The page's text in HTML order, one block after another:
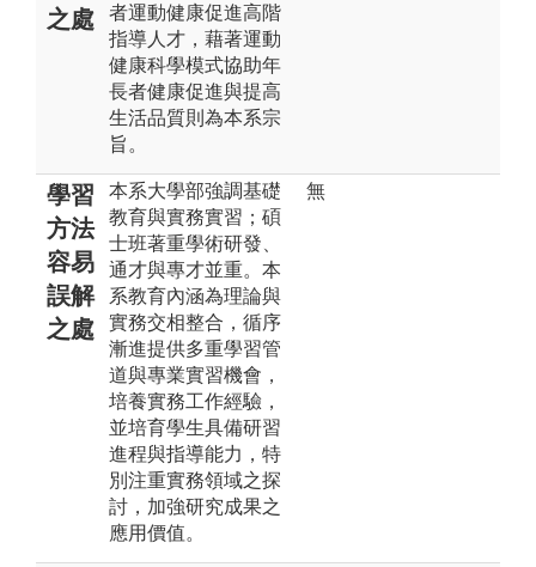
之處
者運動健康促進高階
指導人才，藉著運動
健康科學模式協助年
長者健康促進與提高
生活品質則為本系宗
旨。
學習
方法
容易
誤解
之處
本系大學部強調基礎
教育與實務實習；碩
士班著重學術研發、
通才與專才並重。本
系教育內涵為理論與
實務交相整合，循序
漸進提供多重學習管
道與專業實習機會，
培養實務工作經驗，
並培育學生具備研習
進程與指導能力，特
別注重實務領域之探
討，加強研究成果之
應用價值。
無